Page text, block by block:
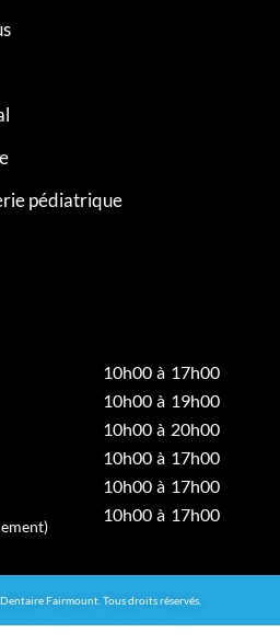
pédiatrique
10h00 à 17h00
10h00 à 19h00
10h00 à 20h00
10h00 à 17h00
10h00 à 17h00
10h00 à 17h00
Fairmount. Tous droits réservés.